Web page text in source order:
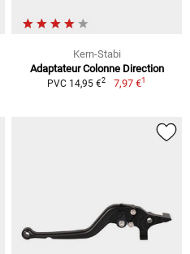
Kern-Stabi
Adaptateur Colonne Direction
PVC 14,95 €2 7,97 €1